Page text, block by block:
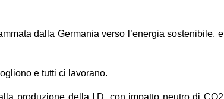
dalla Germania verso l’energia sostenibile, e
e tutti ci lavorano.